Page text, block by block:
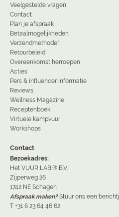
Veelgestelde vragen
Contact
Plan je afspraak
Betaalmogelijkheden
Verzendmethode*
Retourbeleid
Overeenkomst herroepen
Acties
Pers & influencer informatie
Reviews
Wellness Magazine
Receptenboek
Virtuele kampvuur
Workshops
Contact
Bezoekadres:
Het VUUR LAB.® B.V.
Zijperweg 26
1742 NE Schagen
Afspraak maken? Stuur ons een
T +31 6 23 64 46 62